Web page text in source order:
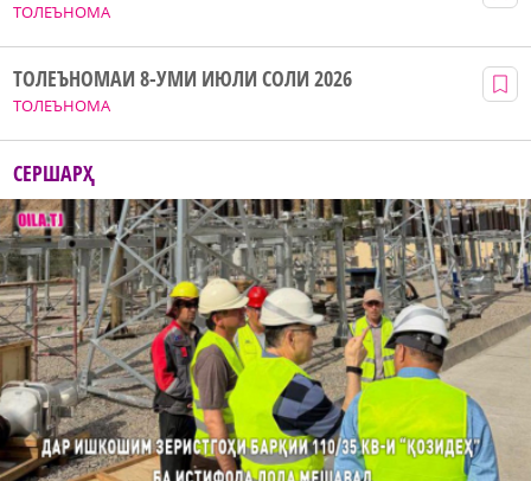
ТОЛЕЪНОМА
ТОЛЕЪНОМА
ТОЛЕЪНОМАИ 8-УМИ ИЮЛИ СОЛИ 2026
СЕРШАРҲ